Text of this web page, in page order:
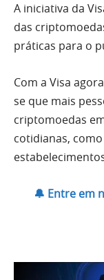
A iniciativa da
das
práticas para o
Com a Visa
se que mais
criptomoedas
cotidianas,
🔔 Entre em